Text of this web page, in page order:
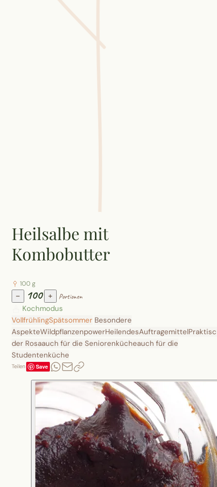
Heilsalbe mit
Kombobutter
100 g
− 100 + Portionen
Kochmodus
VollfrühlingSpätsommer Besondere
AspekteWildpflanzenpowerHeilendesAuftragemittel
der Rosaauch für die Seniorenkücheauch für die
Studentenküche
Teilen Save